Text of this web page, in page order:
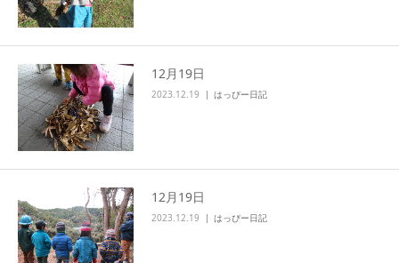
12月19日
2023.12.19 はっぴー日記
12月19日
2023.12.19 はっぴー日記